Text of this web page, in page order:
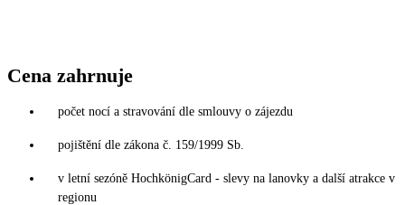
Cena zahrnuje
počet nocí a stravování dle smlouvy o zájezdu
pojištění dle zákona č. 159/1999 Sb.
v letní sezóně HochkönigCard - slevy na lanovky a další atrakce v
regionu